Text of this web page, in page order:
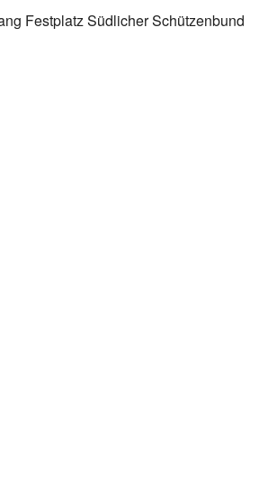
Festplatz Südlicher Schützenbund